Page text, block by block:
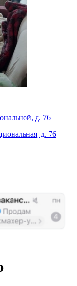
д. 76
д. 76